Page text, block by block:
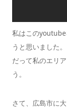
私はこのyoutube
うと思いました。
だって私のエリ
う。
さて、広島市に